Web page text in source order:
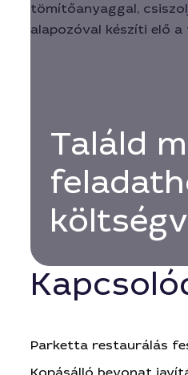
Találd
Parketta restaurálás